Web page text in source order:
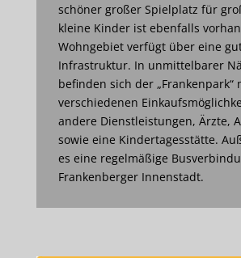
schöner großer Spielplatz für
kleine Kinder ist ebenfalls
Wohngebiet verfügt über eine
Infrastruktur. In unmittelbarer
befinden sich der „Frankenpark“
verschiedenen
andere Dienstleistungen, Ärzte,
sowie eine Kindertagesstätte.
es eine regelmäßige
Frankenberger Innenstadt.